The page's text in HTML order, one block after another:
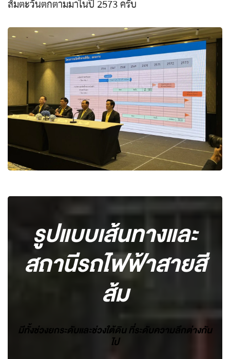
ส้มตะวันตกตามมาในปี 2573 ครับ
รูปแบบเส้นทางและ
สถานีรถไฟฟ้าสายสี
ส้ม
มีทั้งช่วงยกระดับและช่วงใต้ดิน ที่ระดับความลึกต่างกัน
ไป